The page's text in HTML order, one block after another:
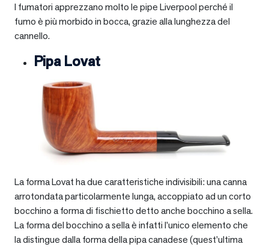
I fumatori apprezzano molto le pipe Liverpool perché il
fumo è più morbido in bocca, grazie alla lunghezza del
cannello.
Pipa Lovat
La forma Lovat ha due caratteristiche indivisibili: una canna
arrotondata particolarmente lunga, accoppiato ad un corto
bocchino a forma di fischietto detto anche bocchino a sella.
La forma del bocchino a sella è infatti l’unico elemento che
la distingue dalla forma della pipa canadese (quest’ultima